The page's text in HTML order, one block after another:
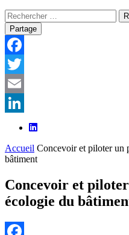
Rechercher
: Partage
Facebook
Twitter
Email
LinkedIn
Accueil Concevoir et piloter un
bâtiment
Concevoir et
écologie du